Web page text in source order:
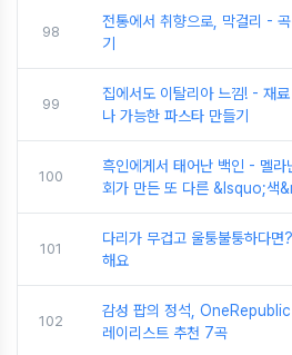
98
전통에서 취향으로, 막걸리 -
기
99
집에서도 이탈리아 느낌! - 재
나 가능한 파스타 만들기
100
흑인에게서 태어난 백인 - 멜
회가 만든 또 다른 &lsquo;색
101
다리가 무겁고 울퉁불퉁하다
해요
102
감성 팝의 정석,
레이리스트 추천 7곡